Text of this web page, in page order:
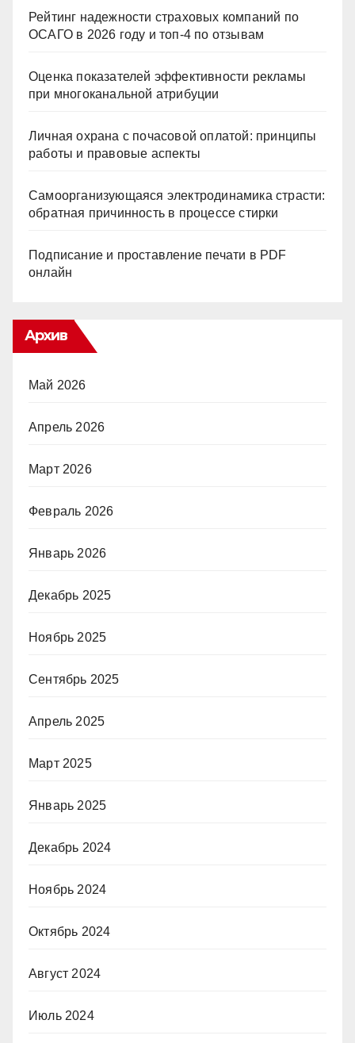
Рейтинг надежности страховых компаний по
ОСАГО в 2026 году и топ-4 по отзывам
Оценка показателей эффективности рекламы
при многоканальной атрибуции
Личная охрана с почасовой оплатой: принципы
работы и правовые аспекты
Самоорганизующаяся электродинамика страсти:
обратная причинность в процессе стирки
Подписание и проставление печати в PDF
онлайн
Архив
Май 2026
Апрель 2026
Март 2026
Февраль 2026
Январь 2026
Декабрь 2025
Ноябрь 2025
Сентябрь 2025
Апрель 2025
Март 2025
Январь 2025
Декабрь 2024
Ноябрь 2024
Октябрь 2024
Август 2024
Июль 2024